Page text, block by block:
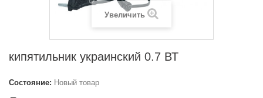
Увеличить
кипятильник украинский 0.7 ВТ
Состояние: Новый товар